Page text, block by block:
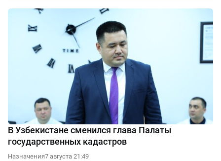
В Узбекистане сменился глава Палаты
государственных кадастров
Назначения7 августа 21:49